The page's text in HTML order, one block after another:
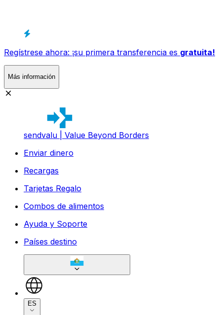
Regístrese ahora: ¡su primera transferencia es gratuita!
Más información
sendvalu | Value Beyond Borders
Enviar dinero
Recargas
Tarjetas Regalo
Combos de alimentos
Ayuda y Soporte
Países destino
ES